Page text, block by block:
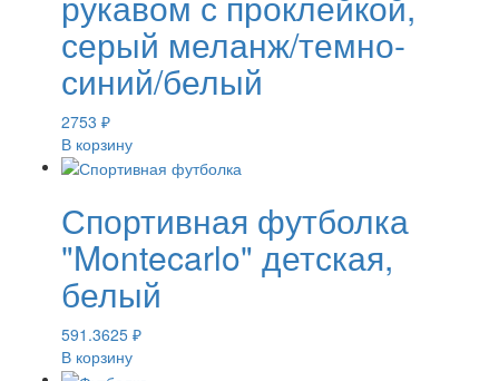
серый меланж/темно-
синий/белый
2753 ₽
В корзину
Спортивная футболка
"Montecarlo" детская,
белый
591.3625 ₽
В корзину